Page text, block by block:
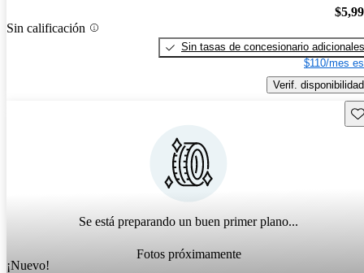
Sin calificación
Sin tasas de concesionario adicionales
$110/mes
Verif. disponibilidad
Se está preparando un buen primer plano...
Fotos próximamente
¡Nuevo!